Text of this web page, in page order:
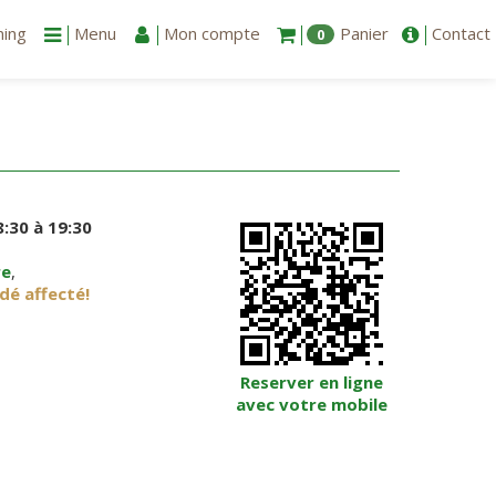
Menu Mon compte 0 Panier Contact
Reserver en ligne
avec votre mobile
à 19:30
,
affecté!